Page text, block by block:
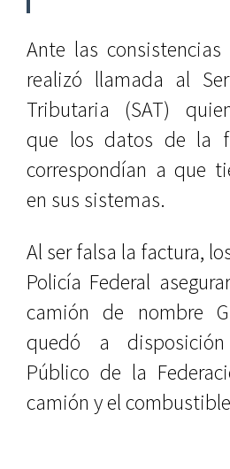
Ante las
realizó llamada al
Tributaria (SAT)
que los datos de la
correspondían a que
en sus sistemas.
Al ser falsa la factura,
Policía Federal
camión de nombre
quedó a
Público de la
camión y el